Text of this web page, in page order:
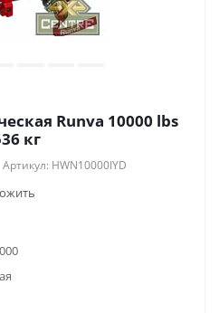
Runva 10000 lbs
кг
Артикул: HWN10000IYD